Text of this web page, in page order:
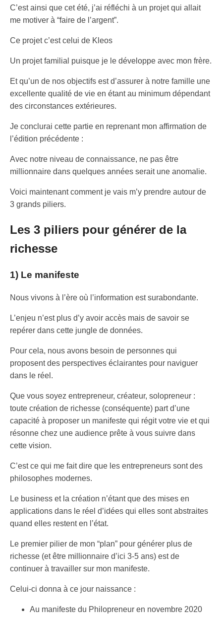
C’est ainsi que cet été, j’ai réfléchi à un projet qui allait
me motiver à “faire de l’argent”.
Ce projet c’est celui de Kleos
Un projet familial puisque je le développe avec mon frère.
Et qu’un de nos objectifs est d’assurer à notre famille une
excellente qualité de vie en étant au minimum dépendant
des circonstances extérieures.
Je conclurai cette partie en reprenant mon affirmation de
l’édition précédente :
Avec notre niveau de connaissance, ne pas être
millionnaire dans quelques années serait une anomalie.
Voici maintenant comment je vais m’y prendre autour de
3 grands piliers.
Les 3 piliers pour générer de la
richesse
1) Le manifeste
Nous vivons à l’ère où l’information est surabondante.
L’enjeu n’est plus d’y avoir accès mais de savoir se
repérer dans cette jungle de données.
Pour cela, nous avons besoin de personnes qui
proposent des perspectives éclairantes pour naviguer
dans le réel.
Que vous soyez entrepreneur, créateur, solopreneur :
toute création de richesse (conséquente) part d’une
capacité à proposer un manifeste qui régit votre vie et qui
résonne chez une audience prête à vous suivre dans
cette vision.
C’est ce qui me fait dire que les entrepreneurs sont des
philosophes modernes.
Le business et la création n’étant que des mises en
applications dans le réel d’idées qui elles sont abstraites
quand elles restent en l’état.
Le premier pilier de mon “plan” pour générer plus de
richesse (et être millionnaire d’ici 3-5 ans) est de
continuer à travailler sur mon manifeste.
Celui-ci donna à ce jour naissance :
Au manifeste du Philopreneur en novembre 2020